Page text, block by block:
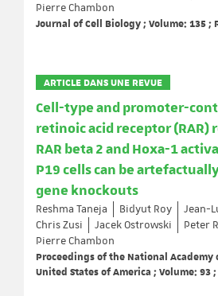
Pierre Chambon
Journal of Cell Biology ; Volume: 135 ;
ARTICLE DANS UNE REVUE
Cell-type and promoter-
retinoic acid receptor (RAR)
RAR beta 2 and Hoxa-1
P19 cells can be
gene knockouts
Reshma Taneja Bidyut Roy
Jean-
Chris Zusi
Jacek Ostrowski
Peter
Pierre Chambon
Proceedings of the National Academy
United States of America ; Volume: 93